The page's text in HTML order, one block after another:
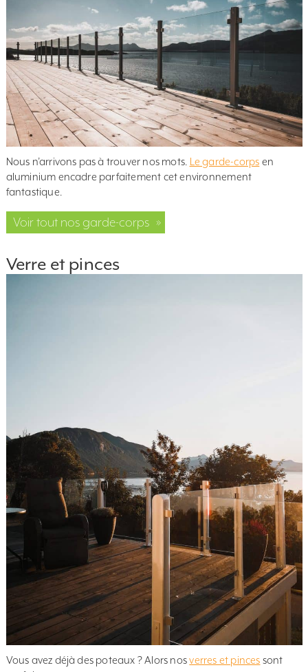
Nous n’arrivons pas à trouver nos mots. Le garde-corps en
aluminium encadre parfaitement cet environnement
fantastique.
Voir tout nos garde-corps »
Verre et pinces
Vous avez déjà des poteaux ? Alors nosverres et pinces sont